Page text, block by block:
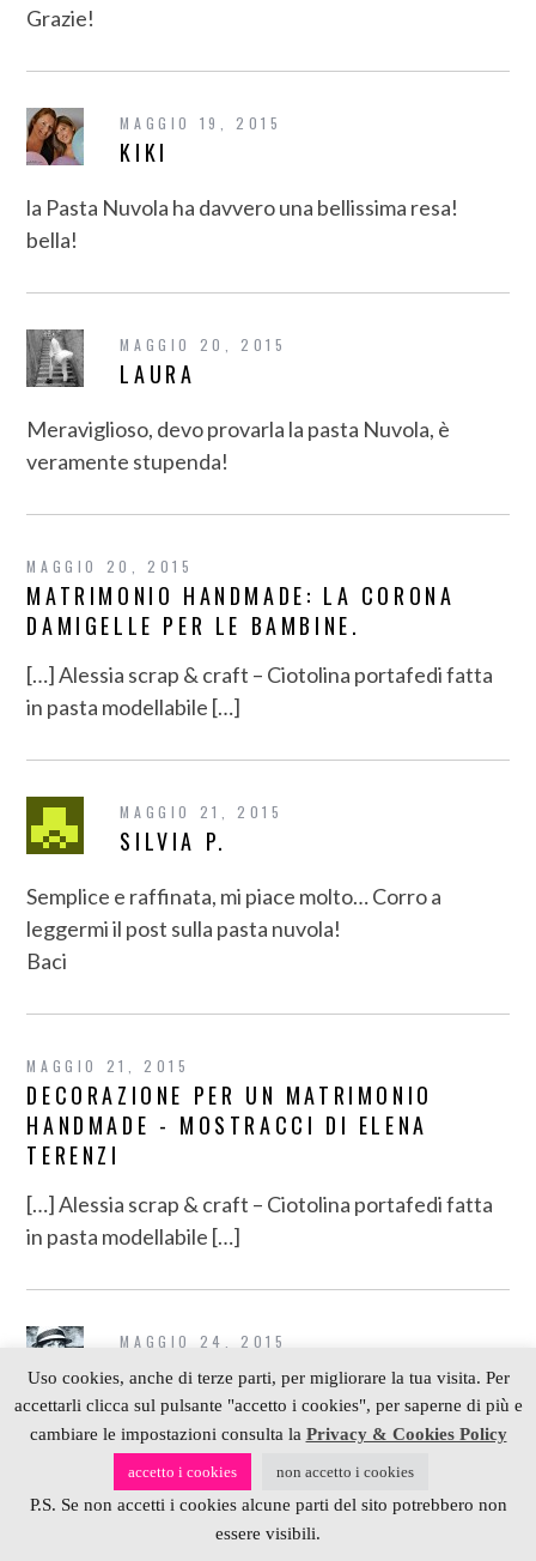
Grazie!
MAGGIO 19, 2015
KIKI
la Pasta Nuvola ha davvero una bellissima resa!
bella!
MAGGIO 20, 2015
LAURA
Meraviglioso, devo provarla la pasta Nuvola, è
veramente stupenda!
MAGGIO 20, 2015
MATRIMONIO HANDMADE: LA CORONA
DAMIGELLE PER LE BAMBINE.
[…] Alessia scrap & craft – Ciotolina portafedi fatta
in pasta modellabile […]
MAGGIO 21, 2015
SILVIA P.
Semplice e raffinata, mi piace molto… Corro a
leggermi il post sulla pasta nuvola!
Baci
MAGGIO 21, 2015
DECORAZIONE PER UN MATRIMONIO
HANDMADE - MOSTRACCI DI ELENA
TERENZI
[…] Alessia scrap & craft – Ciotolina portafedi fatta
in pasta modellabile […]
MAGGIO 24, 2015
ELENATERENZI
Non conoscevo questa tecnica e mi hai incuriosita,
perché l’effetto è davvero bello!
Uso cookies, anche di terze parti, per migliorare la tua visita. Per
accettarli clicca sul pulsante "accetto i cookies", per saperne di più e
cambiare le impostazioni consulta la Privacy & Cookies Policy
accetto i cookies non accetto i cookies
P.S. Se non accetti i cookies alcune parti del sito potrebbero non
essere visibili.